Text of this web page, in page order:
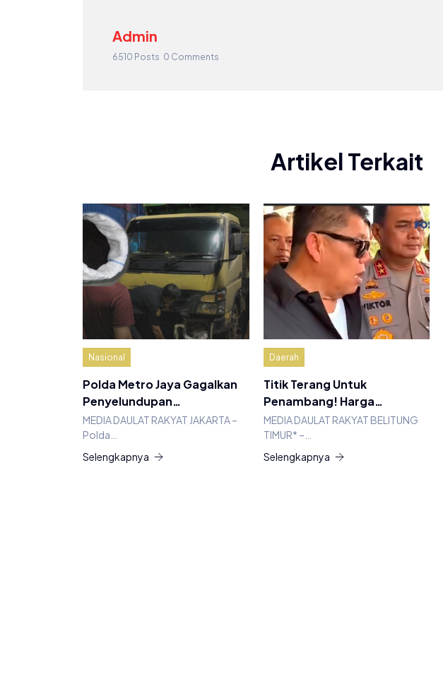
Admin
6510 Posts 0 Comments
Artikel Terkait
Nasional
Polda Metro Jaya Gagalkan
Penyelundupan…
MEDIA DAULAT RAKYAT JAKARTA –
Polda…
Selengkapnya
Daerah
Titik Terang Untuk
Penambang! Harga…
MEDIA DAULAT RAKYAT BELITUNG
TIMUR* –…
Selengkapnya